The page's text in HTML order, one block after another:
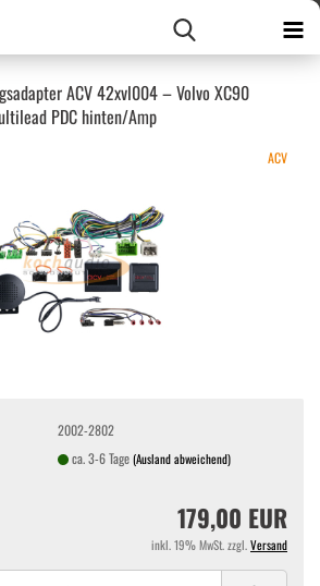
ACV 42xvl004 – Volvo XC90
PDC hin­ten/Amp
ACV
2002-2802
ca. 3-6 Tage(Ausland abweichend)
179,00 EUR
inkl. 19% MwSt. zzgl.Versand